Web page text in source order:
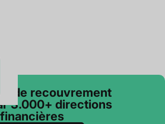
de recouvrement
3.000+ directions
financières